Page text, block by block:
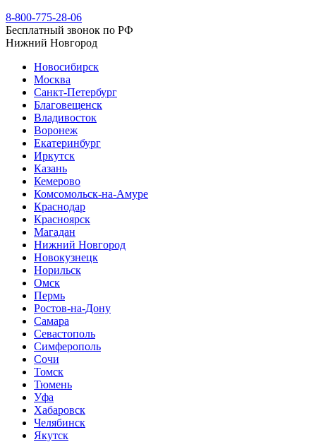
8-800-775-28-06
Бесплатный звонок по РФ
Нижний Новгород
Новосибирск
Москва
Санкт-Петербург
Благовещенск
Владивосток
Воронеж
Екатеринбург
Иркутск
Казань
Кемерово
Комсомольск-на-Амуре
Краснодар
Красноярск
Магадан
Нижний Новгород
Новокузнецк
Норильск
Омск
Пермь
Ростов-на-Дону
Самара
Севастополь
Симферополь
Сочи
Томск
Тюмень
Уфа
Хабаровск
Челябинск
Якутск